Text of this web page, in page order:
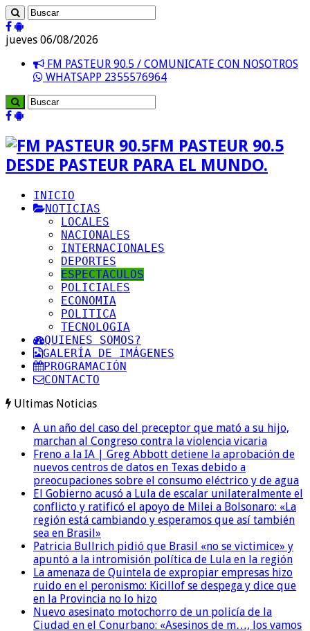
jueves 06/08/2026
FM PASTEUR 90.5 / COMUNICATE CON NOSOTROS
WHATSAPP 2355576964
FM PASTEUR 90.5
DESDE PASTEUR PARA EL MUNDO.
INICIO
NOTICIAS
LOCALES
NACIONALES
INTERNACIONALES
DEPORTES
ESPECTACULOS
POLICIALES
ECONOMIA
POLITICA
TECNOLOGIA
QUIENES SOMOS?
GALERÍA DE IMÁGENES
PROGRAMACIÓN
CONTACTO
Ultimas Noticias
A un año del caso del preceptor que mató a su hijo,
marchan al Congreso contra la violencia vicaria
Freno a la IA | Greg Abbott detiene la aprobación de
nuevos centros de datos en Texas debido a
preocupaciones sobre el consumo eléctrico y de agua
El Gobierno acusó a Lula de escalar unilateralmente el
conflicto y ratificó el apoyo de Milei a Bolsonaro: «La
región está cambiando y esperamos que así también
sea en Brasil»
Patricia Bullrich pidió que Brasil «no se victimice» y
apuntó a la intromisión política de Lula en la región
La amenaza de Quintela de expropiar empresas hizo
ruido en el peronismo: Kicillof se despega y dice que
en la Provincia no lo hizo
Nuevo asesinato motochorro de un policía de la
Ciudad en el Conurbano: «Asesinos de m…, los vamos